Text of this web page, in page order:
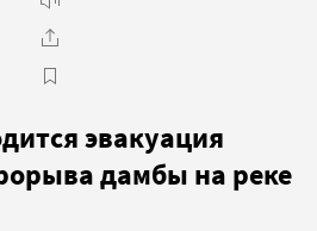
эвакуация
дамбы на реке